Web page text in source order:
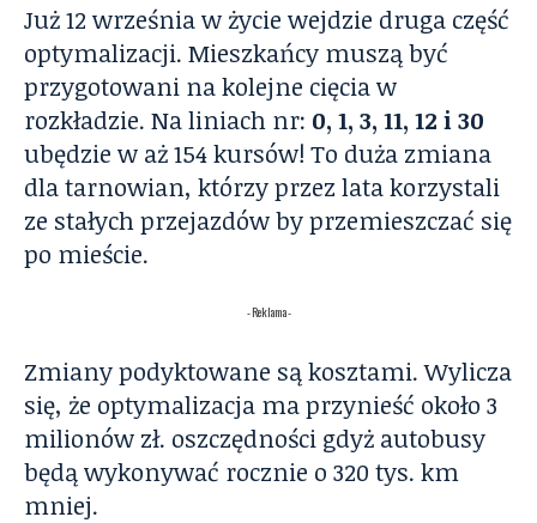
Już 12 września w życie wejdzie druga część
optymalizacji. Mieszkańcy muszą być
przygotowani na kolejne cięcia w
rozkładzie. Na liniach nr: 0, 1, 3, 11, 12 i 30
ubędzie w aż 154 kursów! To duża zmiana
dla tarnowian, którzy przez lata korzystali
ze stałych przejazdów by przemieszczać się
po mieście.
- Reklama -
Zmiany podyktowane są kosztami. Wylicza
się, że optymalizacja ma przynieść około 3
milionów zł. oszczędności gdyż autobusy
będą wykonywać rocznie o 320 tys. km
mniej.